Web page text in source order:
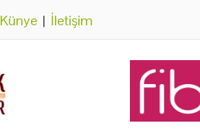
Künye | İletişim